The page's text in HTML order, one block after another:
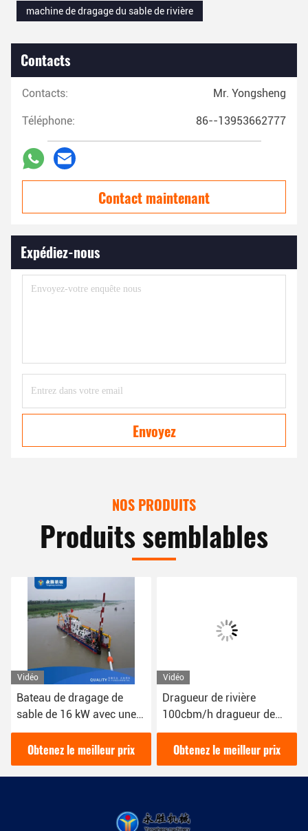
machine de dragage du sable de rivière
Contacts
Contacts: Mr. Yongsheng
Téléphone: 86--13953662777
Contact maintenant
Expédiez-nous
Envoyez
NOS PRODUITS
Produits semblables
Vidéo
Bateau de dragage de
sable de 16 kW avec une
couleur bleue 1800 m3/h
pour le dragage fluvial
YSCSD350
Obtenez le meilleur prix
Vidéo
Dragueur de rivière
100cbm/h dragueur de
sable couleur rouge 16kw
bateau dragueur de boue
Obtenez le meilleur prix